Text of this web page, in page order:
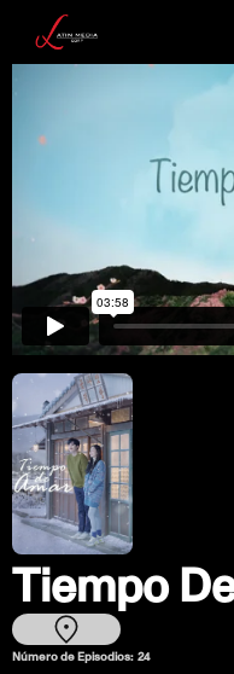
Tiempo
Número de Episodios: 24